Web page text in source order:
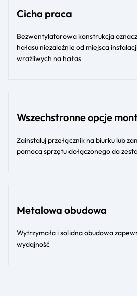
Cicha praca
Bezwentylatorowa konstrukcja
hałasu niezależnie od miejsca
wrażliwych na hałas
Wszechstronne opcje
Zainstaluj przełącznik na biurku lub
pomocą sprzętu dołączonego do
Metalowa obudowa
Wytrzymała i solidna obudowa
wydajność